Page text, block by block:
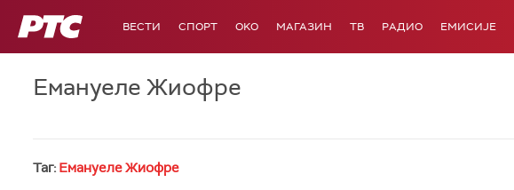
РТС ВЕСТИ СПОРТ OKO МАГАЗИН ТВ РАДИО ЕМИСИЈЕ
Емануеле Жиофре
Таг: Емануеле Жиофре